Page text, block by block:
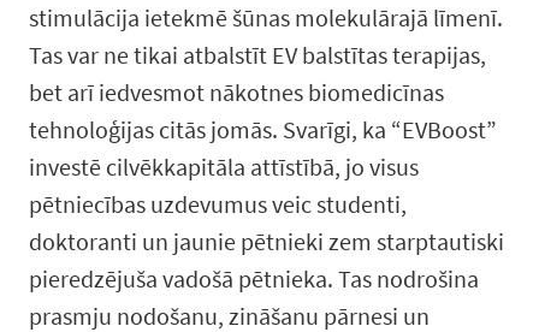
stimulācija ietekmē šūnas molekulārajā līmenī.
Tas var ne tikai atbalstīt EV balstītas terapijas,
bet arī iedvesmot nākotnes biomedicīnas
tehnoloģijas citās jomās. Svarīgi, ka “EVBoost”
investē cilvēkkapitāla attīstībā, jo visus
pētniecības uzdevumus veic studenti,
doktoranti un jaunie pētnieki zem starptautiski
pieredzējuša vadošā pētnieka. Tas nodrošina
prasmju nodošanu, zināšanu pārnesi un